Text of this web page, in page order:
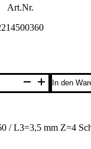
Art.Nr.
In den
/ L3=3,5 mm Z=4